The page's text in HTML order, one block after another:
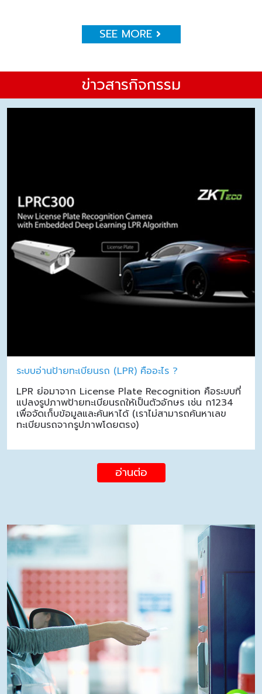
SEE MORE
ข่าวสารกิจกรรม
ระบบอ่านป้ายทะเบียนรถ (LPR) คืออะไร ?
LPR ย่อมาจาก License Plate Recognition คือระบบที่
แปลงรูปภาพป้ายทะเบียนรถให้เป็นตัวอักษร เช่น ก1234
เพื่อจัดเก็บข้อมูลและค้นหาได้ (เราไม่สามารถค้นหาเลข
ทะเบียนรถจากรูปภาพโดยตรง)
อ่านต่อ